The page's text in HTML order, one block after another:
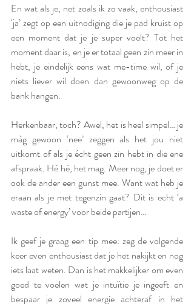
En wat als je, net zoals ik zo vaak, enthousiast
‘ja’ zegt op een uitnodiging die je pad kruist op
een moment dat je je super voelt? Tot het
moment daar is, en je er totaal geen zin meer in
hebt, je eindelijk eens wat me-time wil, of je
niets liever wil doen dan gewoonweg op de
bank hangen.
Herkenbaar, toch? Awel, het is heel simpel… je
màg gewoon ‘nee’ zeggen als het jou niet
uitkomt of als je écht geen zin hebt in die ene
afspraak. Hè hè, het mag. Meer nog, je doet er
ook de ander een gunst mee. Want wat heb je
eraan als je met tegenzin gaat? Dit is echt ‘a
waste of energy’ voor beide partijen…
Ik geef je graag een tip mee: zeg de volgende
keer even enthousiast dat je het nakijkt en nog
iets laat weten. Dan is het makkelijker om even
goed te voelen wat je intuïtie je ingeeft en
bespaar je zoveel energie achteraf in het